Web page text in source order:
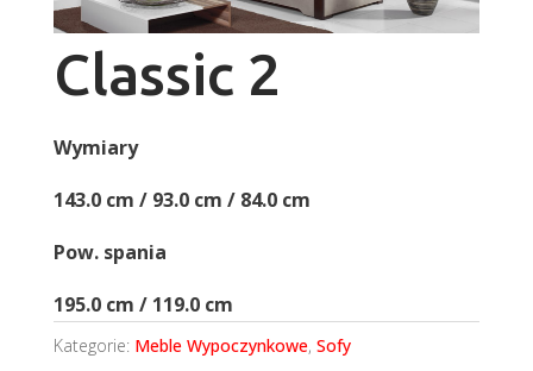
Classic 2
Wymiary
143.0 cm / 93.0 cm / 84.0 cm
Pow. spania
195.0 cm / 119.0 cm
Kategorie: Meble Wypoczynkowe, Sofy